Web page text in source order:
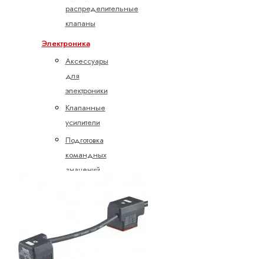
распределительные
клапаны
Электроника
Аксессуары
для
электроники
Клапанные
усилители
Подготовка
командных
значений
Управление
осями